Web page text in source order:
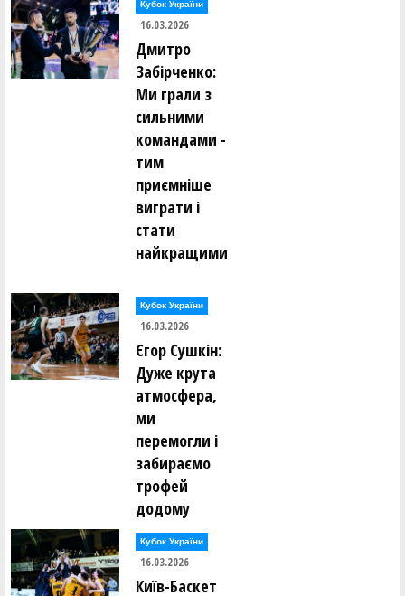
Кубок України
16.03.2026
Дмитро
Забірченко:
Ми грали з
сильними
командами -
тим
приємніше
виграти і
стати
найкращими
Кубок України
16.03.2026
Єгор Сушкін:
Дуже крута
атмосфера,
ми
перемогли і
забираємо
трофей
додому
Кубок України
16.03.2026
Київ-Баскет